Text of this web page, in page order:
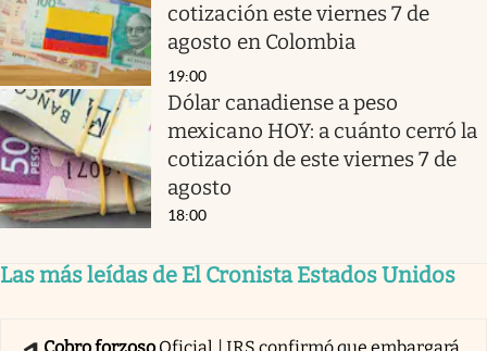
cotización este viernes 7 de
agosto en Colombia
19:00
Dólar canadiense a peso
mexicano HOY: a cuánto cerró la
cotización de este viernes 7 de
agosto
18:00
Las más leídas de El Cronista Estados Unidos